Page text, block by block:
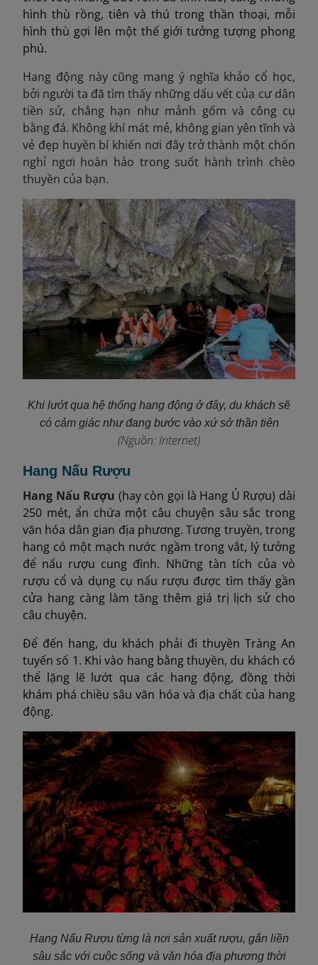
hình thù rồng, tiên và thú trong thần thoại, mỗi
hình thù gợi lên một thế giới tưởng tượng phong
phú.
Hang động này cũng mang ý nghĩa khảo cổ học,
bởi người ta đã tìm thấy những dấu vết của cư dân
tiền sử, chẳng hạn như mảnh gốm và công cụ
bằng đá. Không khí mát mẻ, không gian yên tĩnh và
vẻ đẹp huyền bí khiến nơi đây trở thành một chốn
nghỉ ngơi hoàn hảo trong suốt hành trình chèo
thuyền của bạn.
Khi lướt qua hệ thống hang động ở đây, du khách sẽ
có cảm giác như đang bước vào xứ sở thần tiên
(Nguồn: Internet)
Hang Nấu Rượu
Hang Nấu Rượu (hay còn gọi là Hang Ủ Rượu) dài
250 mét, ẩn chứa một câu chuyện sâu sắc trong
văn hóa dân gian địa phương. Tương truyền, trong
hang có một mạch nước ngầm trong vắt, lý tưởng
để nấu rượu cung đình. Những tàn tích của vò
rượu cổ và dụng cụ nấu rượu được tìm thấy gần
cửa hang càng làm tăng thêm giá trị lịch sử cho
câu chuyện.
Để đến hang, du khách phải đi thuyền Tràng An
tuyến số 1. Khi vào hang bằng thuyền, du khách có
thể lặng lẽ lướt qua các hang động, đồng thời
khám phá chiều sâu văn hóa và địa chất của hang
động.
Hang Nấu Rượu từng là nơi sản xuất rượu, gắn liền
sâu sắc với cuộc sống và văn hóa địa phương thời